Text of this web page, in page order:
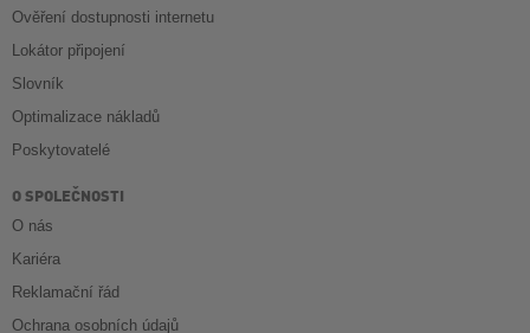
Ověření dostupnosti internetu
Lokátor připojení
Slovník
Optimalizace nákladů
Poskytovatelé
O SPOLEČNOSTI
O nás
Kariéra
Reklamační řád
Ochrana osobních údajů